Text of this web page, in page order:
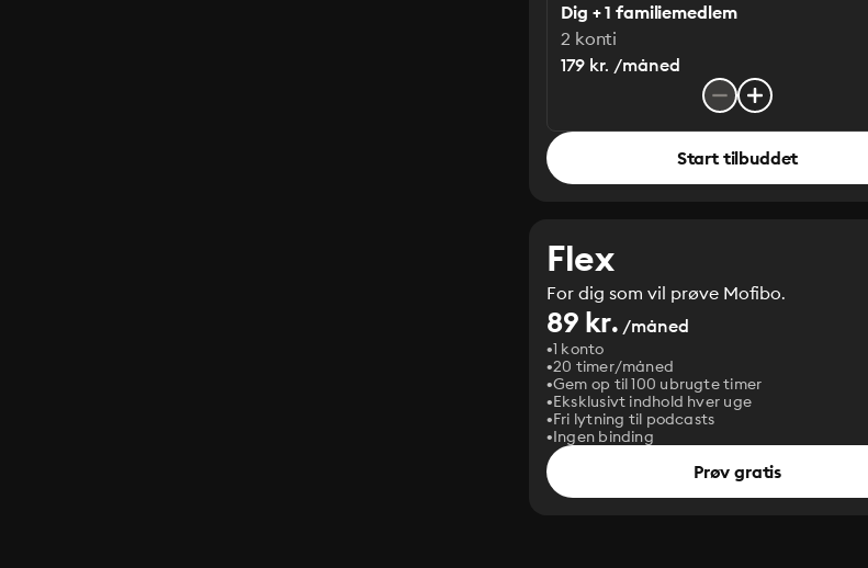
Dig + 1 familiemedlem
2 konti
179 kr. /måned
Start tilbuddet
Flex
For dig som vil prøve Mofibo.
89 kr. /måned
1 konto
20 timer/måned
Gem op til 100 ubrugte timer
Eksklusivt indhold hver uge
Fri lytning til podcasts
Ingen binding
Prøv gratis